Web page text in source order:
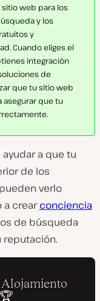
sitio web para los
y los
y
Cuando eliges el
integración
de
que tu sitio web
asegurar que tu
ayudar a que tu
de los
verlo
a crearconciencia
de búsqueda
reputación.